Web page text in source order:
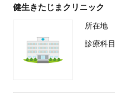
健生きたじまクリニック
所在地
診療科目